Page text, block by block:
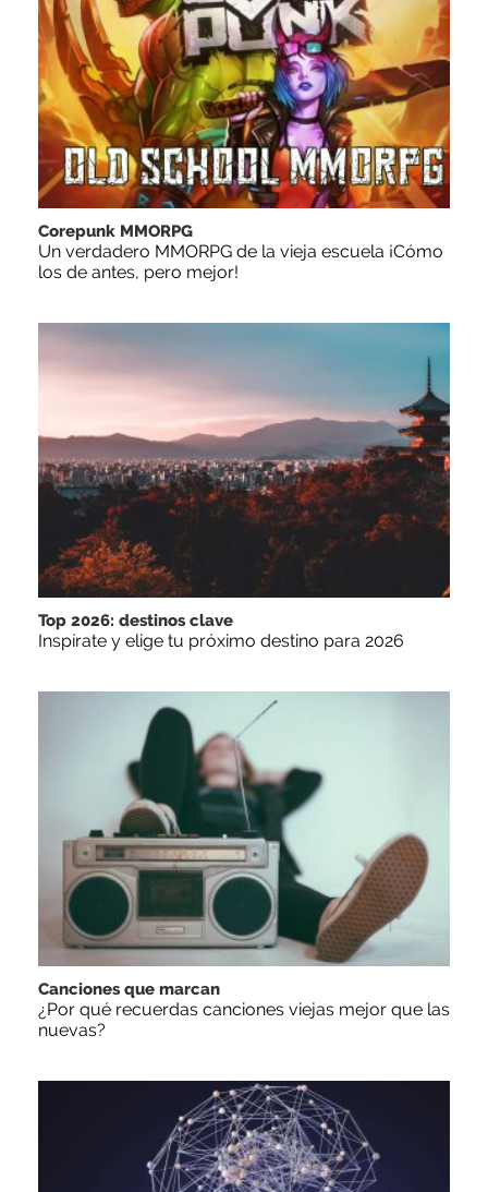
Corepunk MMORPG
Un verdadero MMORPG de la vieja escuela ¡Cómo
los de antes, pero mejor!
Top 2026: destinos clave
Inspírate y elige tu próximo destino para 2026
Canciones que marcan
¿Por qué recuerdas canciones viejas mejor que las
nuevas?